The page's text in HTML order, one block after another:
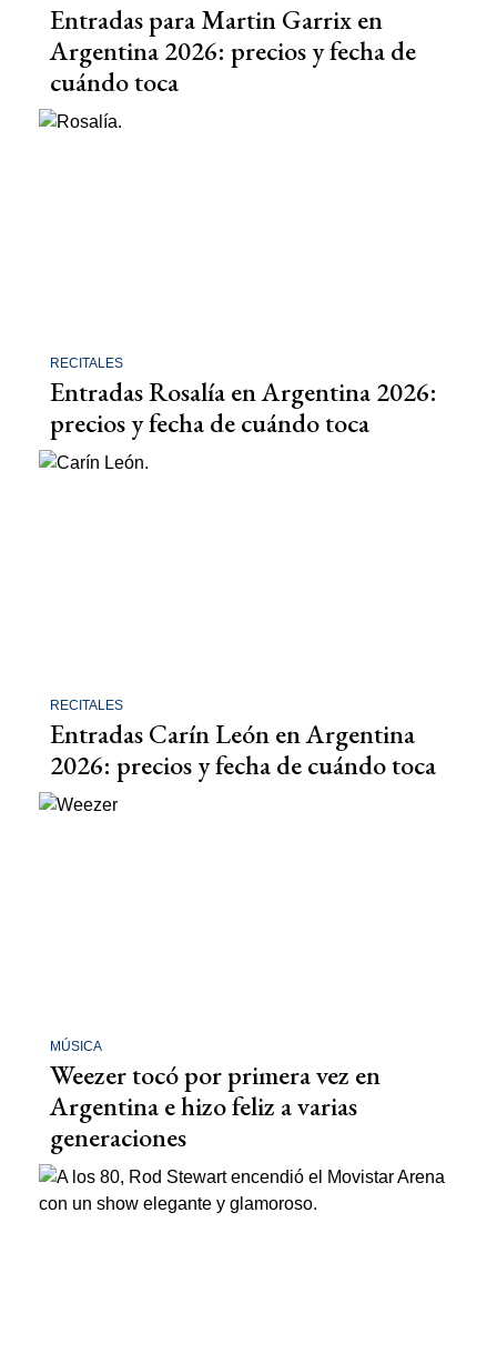
Entradas para Martin Garrix en
Argentina 2026: precios y fecha de
cuándo toca
RECITALES
Entradas Rosalía en Argentina 2026:
precios y fecha de cuándo toca
RECITALES
Entradas Carín León en Argentina
2026: precios y fecha de cuándo toca
MÚSICA
Weezer tocó por primera vez en
Argentina e hizo feliz a varias
generaciones